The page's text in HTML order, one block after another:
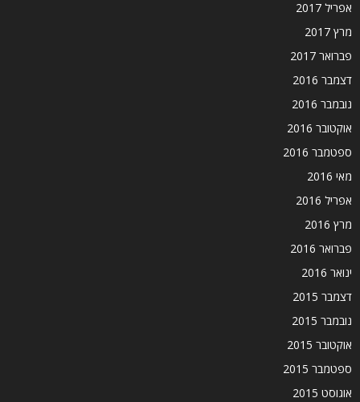
אפריל 2017
מרץ 2017
פברואר 2017
דצמבר 2016
נובמבר 2016
אוקטובר 2016
ספטמבר 2016
מאי 2016
אפריל 2016
מרץ 2016
פברואר 2016
ינואר 2016
דצמבר 2015
נובמבר 2015
אוקטובר 2015
ספטמבר 2015
אוגוסט 2015